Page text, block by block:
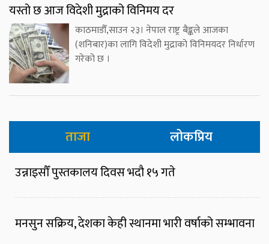
यस्तो छ आज विदेशी मुद्राको विनिमय दर
काठमाडौँ,साउन २३। नेपाल राष्ट्र बैङ्कले आजका
(शनिबार)का लागि विदेशी मुद्राको विनिमयदर निर्धारण
गरेको छ ।
ताजा लोकप्रिय
उन्नाइसौँ पुस्तकालय दिवस भदौ १५ गते
मनसुन सक्रिय, देशका केही स्थानमा भारी वर्षाको सम्भावना